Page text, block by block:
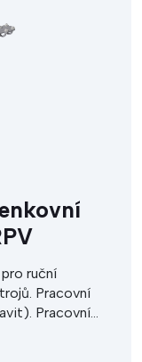
ruční
Pracovní
Pracovní